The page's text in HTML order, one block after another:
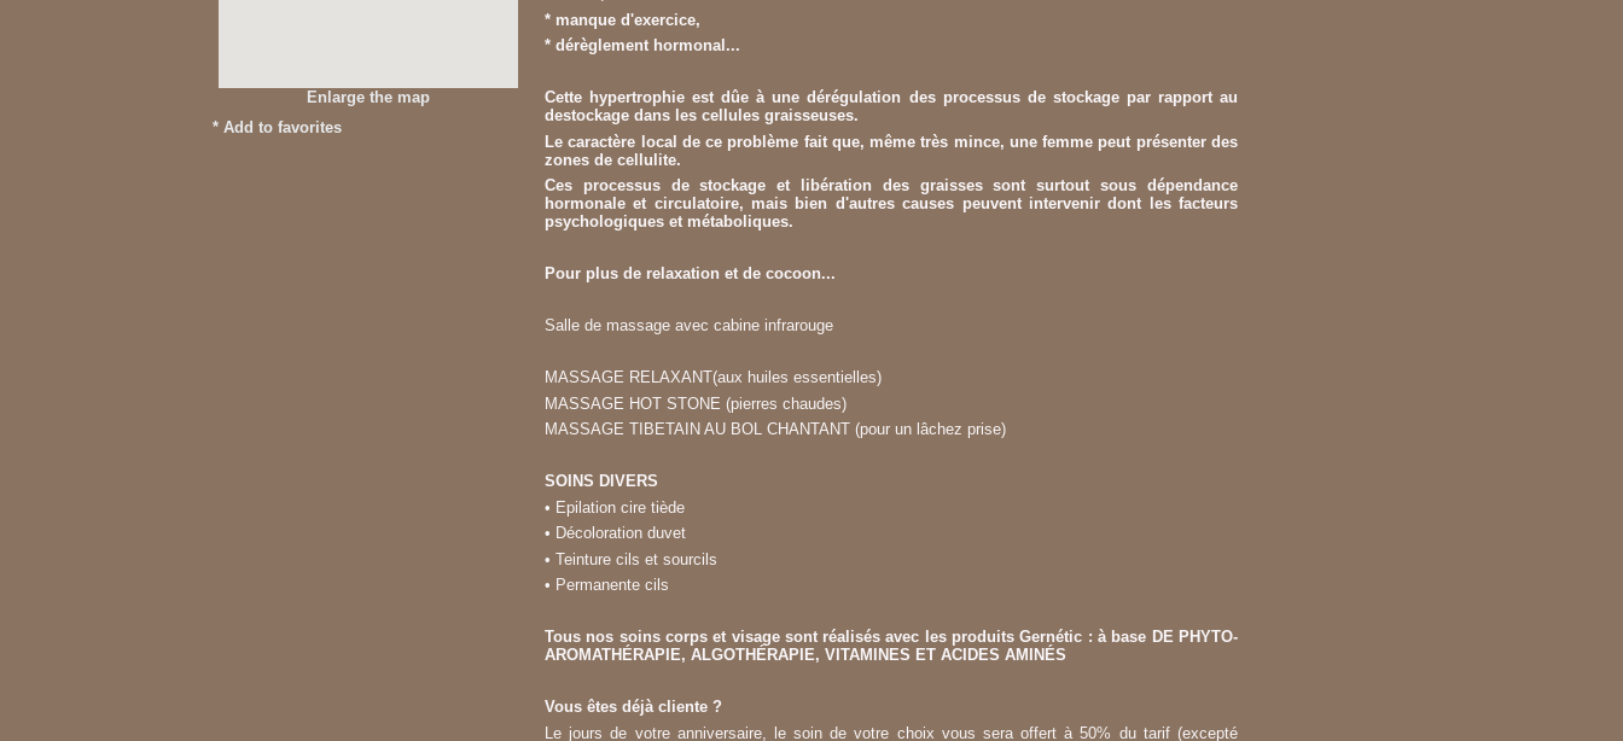
Enlarge the map
* Add to favorites
* manque d'exercice,
* dérèglement hormonal...
Cette hypertrophie est dûe à une dérégulation des processus de stockage par rapport au
destockage dans les cellules graisseuses.
Le caractère local de ce problème fait que, même très mince, une femme peut présenter des
zones de cellulite.
Ces processus de stockage et libération des graisses sont surtout sous dépendance
hormonale et circulatoire, mais bien d'autres causes peuvent intervenir dont les facteurs
psychologiques et métaboliques.
Pour plus de relaxation et de cocoon...
Salle de massage avec cabine infrarouge
MASSAGE RELAXANT(aux huiles essentielles)
MASSAGE HOT STONE (pierres chaudes)
MASSAGE TIBETAIN AU BOL CHANTANT (pour un lâchez prise)
SOINS DIVERS
• Epilation cire tiède
• Décoloration duvet
• Teinture cils et sourcils
• Permanente cils
Tous nos soins corps et visage sont réalisés avec les produits Gernétic : à base DE PHYTO-
AROMATHÉRAPIE, ALGOTHÉRAPIE, VITAMINES ET ACIDES AMINÉS
Vous êtes déjà cliente ?
Le jours de votre anniversaire, le soin de votre choix vous sera offert à 50% du tarif (excepté